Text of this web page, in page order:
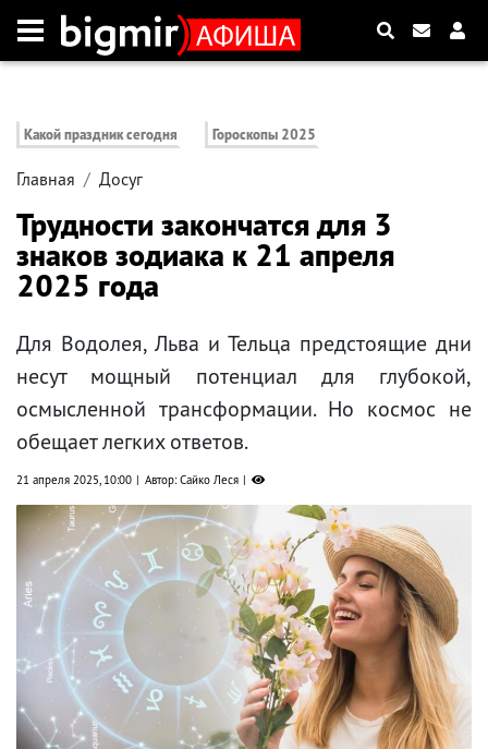
Какой праздник сегодня Гороскопы 2025
Главная Досуг
Трудности закончатся для 3
знаков зодиака к 21 апреля
2025 года
Для Водолея, Льва и Тельца предстоящие дни
несут мощный потенциал для глубокой,
осмысленной трансформации. Но космос не
обещает легких ответов.
21 апреля 2025, 10:00 Автор: Сайко Леся